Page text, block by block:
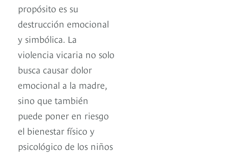
propósito es su
destrucción emocional
y simbólica. La
violencia vicaria no solo
busca causar dolor
emocional a la madre,
sino que también
puede poner en riesgo
el bienestar físico y
psicológico de los niños